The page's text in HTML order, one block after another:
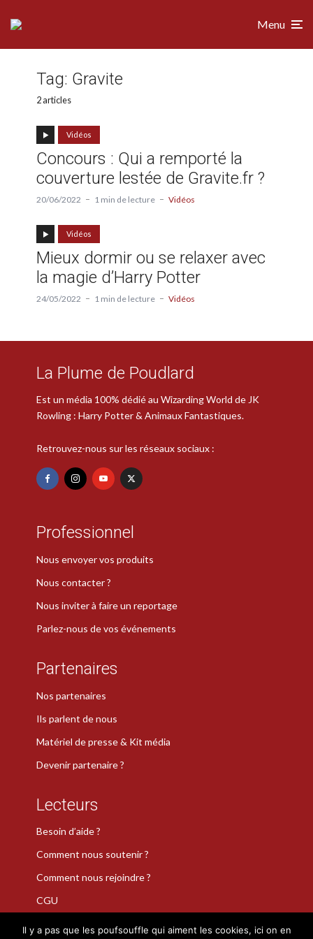
Menu
Tag: Gravite
2 articles
Vidéos
Concours : Qui a remporté la
couverture lestée de Gravite.fr ?
20/06/2022 1 min de lecture Vidéos
Vidéos
Mieux dormir ou se relaxer avec
la magie d’Harry Potter
24/05/2022 1 min de lecture Vidéos
La Plume de Poudlard
Est un média 100% dédié au Wizarding World de JK
Rowling : Harry Potter & Animaux Fantastiques.
Retrouvez-nous sur les réseaux sociaux :
Professionnel
Nous envoyer vos produits
Nous contacter ?
Nous inviter à faire un reportage
Parlez-nous de vos événements
Partenaires
Nos partenaires
Ils parlent de nous
Matériel de presse & Kit média
Devenir partenaire ?
Lecteurs
Besoin d’aide ?
Comment nous soutenir ?
Comment nous rejoindre ?
CGU
Il y a pas que les poufsouffle qui aiment les cookies, ici on en